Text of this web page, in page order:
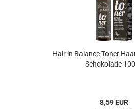
Hair in Balance Toner
Schokolade
8,59 EUR